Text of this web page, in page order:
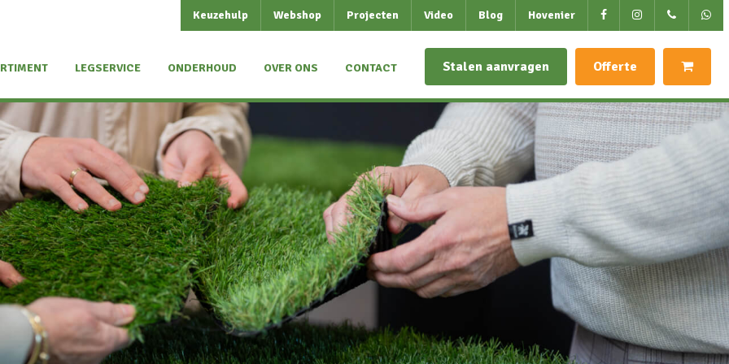
Keuzehulp Webshop Projecten Video Blog Hovenier
LEGSERVICE ONDERHOUD OVER ONS CONTACT Stalen aanvragen Offerte